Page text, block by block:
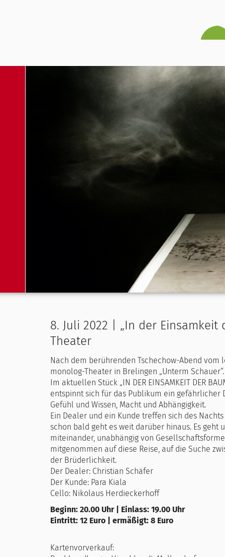
8. Juli 2022 | „In der
Theater
Nach dem berührenden Tschechow-Abend vom
monolog-Theater in Brelingen „Unterm Schauer“.
Im aktuellen Stück „IN DER EINSAMKEIT DER
entspinnt sich für das Publikum ein gefährlicher
Gefühl und Wissen, Macht und Abhängigkeit.
Ein Dealer und ein Kunde treffen sich des
schon bald geht es weit darüber hinaus. Es geht
miteinander, unabhängig von
mitgenommen auf diese Reise, auf die Suche
der Brüderlichkeit.
Der Dealer: Christian Schäfer
Der Kunde: Para Kiala
Cello: Nikolaus Herdieckerhoff
Beginn: 20.00 Uhr | Einlass: 19.00 Uhr
Eintritt: 12 Euro | ermäßigt: 8 Euro
Kartenvorverkauf: